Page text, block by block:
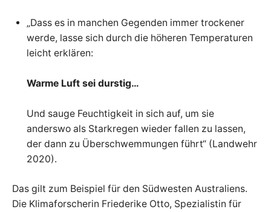
„Dass es in manchen Gegenden immer trockener
werde, lasse sich durch die höheren Temperaturen
leicht erklären:
Warme Luft sei durstig…
Und sauge Feuchtigkeit in sich auf, um sie
anderswo als Starkregen wieder fallen zu lassen,
der dann zu Überschwemmungen führt“ (Landwehr
2020).
Das gilt zum Beispiel für den Südwesten Australiens.
Die Klimaforscherin Friederike Otto, Spezialistin für